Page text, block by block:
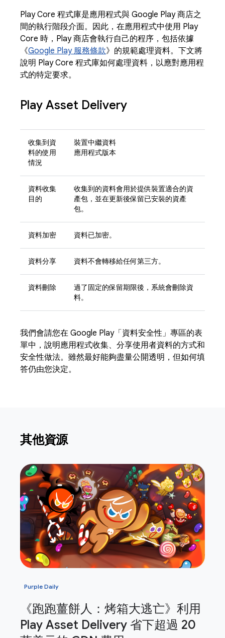
Play Core 程式庫是應用程式與 Google Play 商店之
間的執行階段介面。因此，在應用程式中使用 Play
Core 時，Play 商店會執行自己的程序，包括依據
《Google Play 服務條款》的規範處理資料。下文將
說明 Play Core 程式庫如何處理資料，以應對應用程
式的特定要求。
Play Asset Delivery
收集到資
料的使用
情況
裝置中繼資料
應用程式版本
資料收集
目的
收集到的資料會用於提供裝置適合的資
產包，並在更新後保留已安裝的資產
包。
資料加密 資料已加密。
資料分享 資料不會轉移給任何第三方。
資料刪除
過了固定的保留期限後，系統會刪除資
料。
我們會請您在 Google Play「資料安全性」專區的表
單中，說明應用程式收集、分享使用者資料的方式和
安全性做法。雖然最好能夠盡量公開透明，但如何填
答仍由您決定。
其他資源
Purple Daily
《跑跑薑餅人：烤箱大逃亡》利用
Play Asset Delivery 省下超過 20